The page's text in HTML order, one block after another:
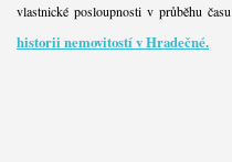
vlastnické posloupnosti v průběhu
historii nemovitostí v Hradečné.